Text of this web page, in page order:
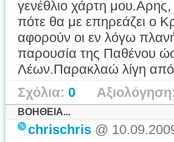
γενέθλιο χάρτη
πότε θα με επηρεάζει ο
αφορούν οι εν λόγω
παρουσία της Παθένου
Λέων.Παρακλαώ λίγη
Σχόλια: 0 Αξιολόγηση:
ΒΟΗΘΕΙΑ...
chrischris @